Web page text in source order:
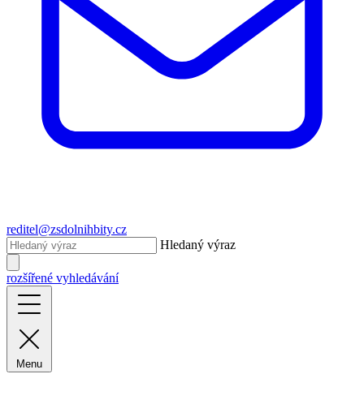
reditel@zsdolnihbity.cz
Hledaný výraz
rozšířené vyhledávání
Menu